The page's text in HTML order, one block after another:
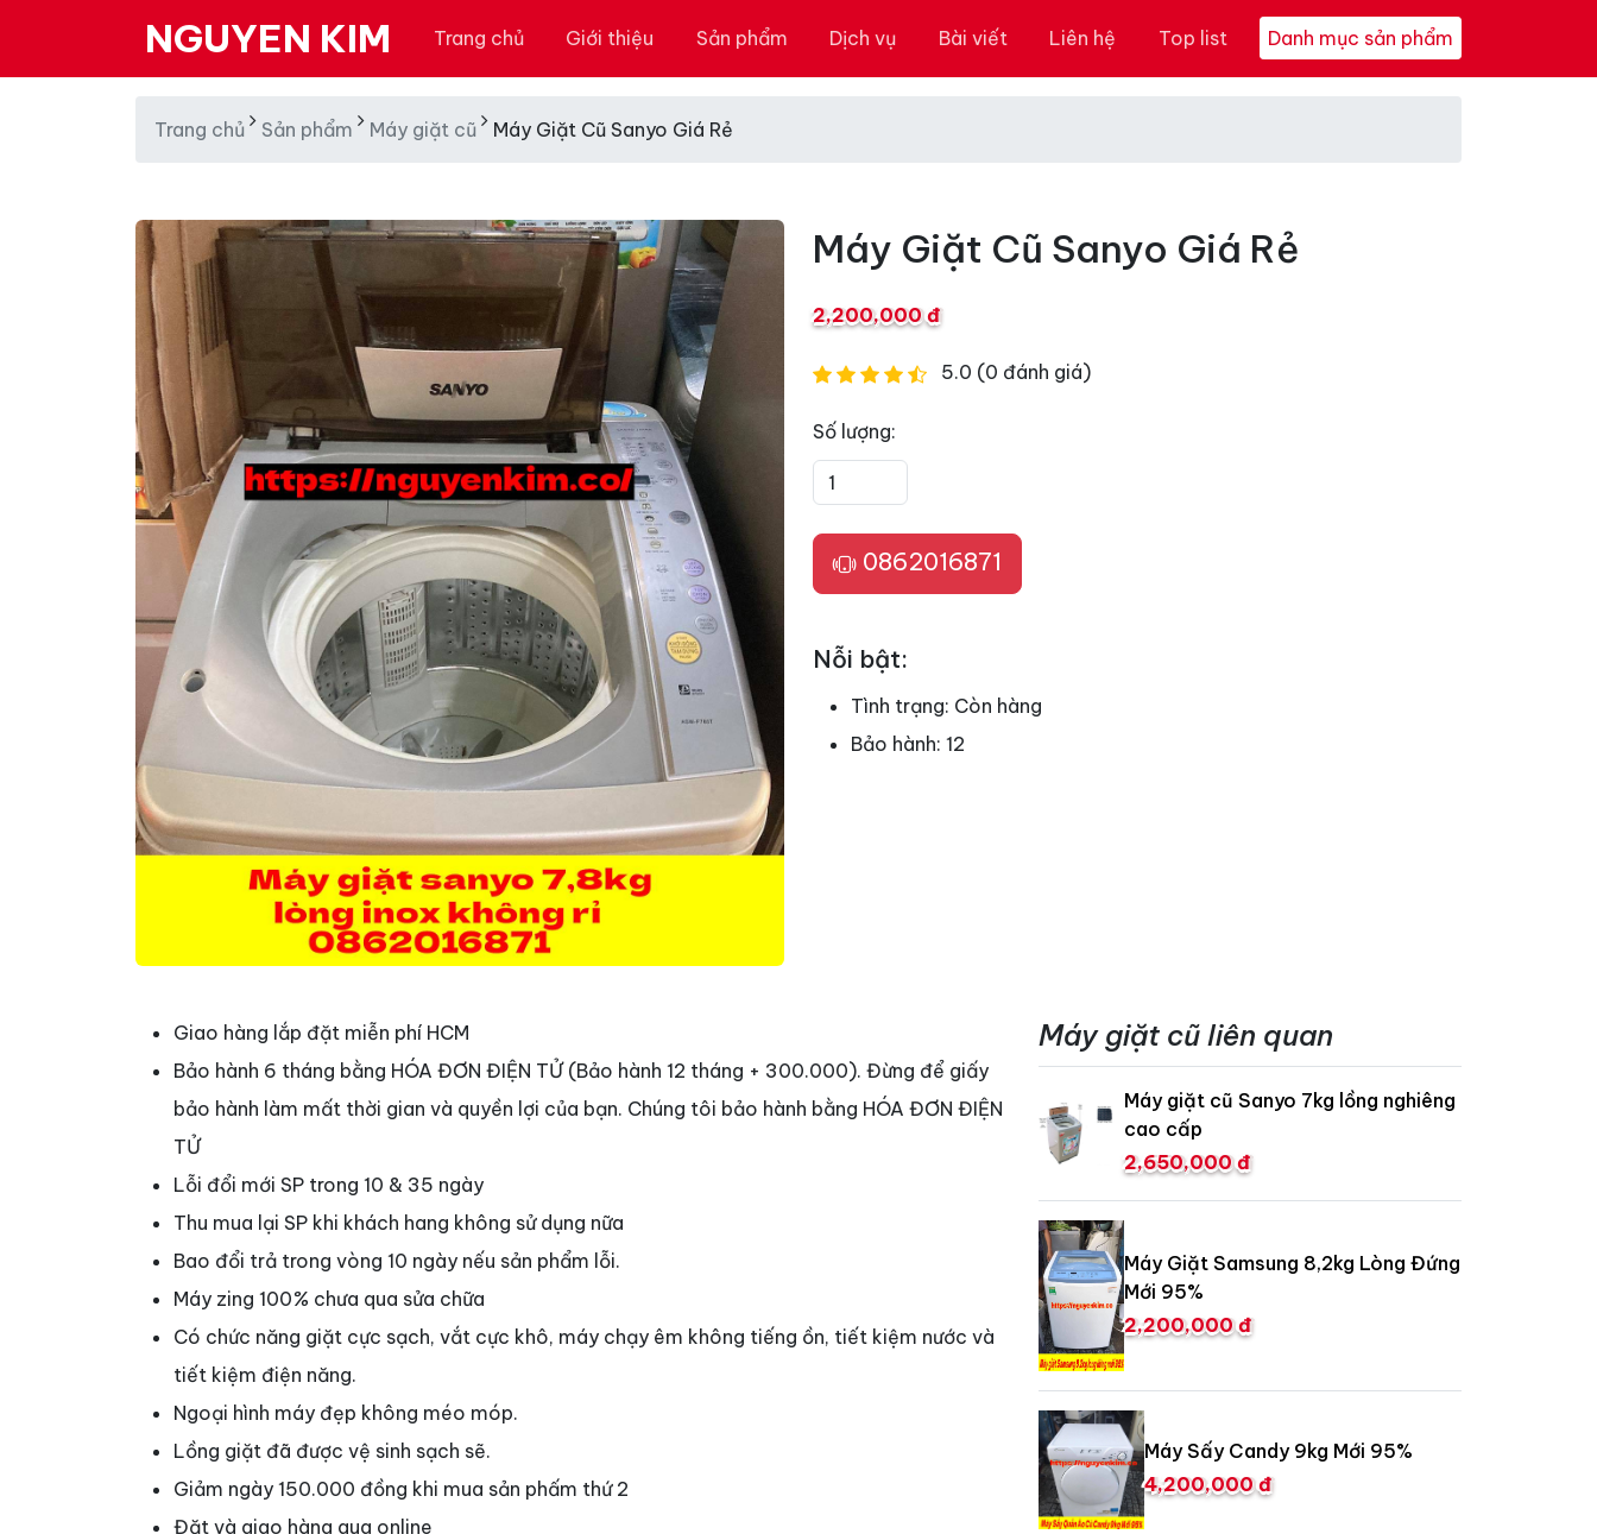
NGUYEN KIM Trang chủ Giới thiệu Sản phẩm Dịch vụ Bài viết Liên hệ Top list Danh mục sản phẩm
Trang chủ Sản phẩm Máy giặt cũ Máy Giặt Cũ Sanyo Giá Rẻ
Máy Giặt Cũ Sanyo Giá Rẻ
2,200,000 đ
5.0 (0 đánh giá)
Số lượng:
0862016871
Nỗi bật:
Tình trạng: Còn hàng
Bảo hành: 12
Giao hàng lắp đặt miễn phí HCM
Bảo hành 6 tháng bằng HÓA ĐƠN ĐIỆN TỬ (Bảo hành 12 tháng + 300.000). Đừng để giấy
bảo hành làm mất thời gian và quyền lợi của bạn. Chúng tôi bảo hành bằng HÓA ĐƠN ĐIỆN
TỬ
Lỗi đổi mới SP trong 10 & 35 ngày
Thu mua lại SP khi khách hang không sử dụng nữa
Bao đổi trả trong vòng 10 ngày nếu sản phẩm lỗi.
Máy zing 100% chưa qua sửa chữa
Có chức năng giặt cực sạch, vắt cực khô, máy chạy êm không tiếng ồn, tiết kiệm nước và
tiết kiệm điện năng.
Ngoại hình máy đẹp không méo móp.
Lồng giặt đã được vệ sinh sạch sẽ.
Giảm ngày 150.000 đồng khi mua sản phấm thứ 2
Đặt và giao hàng qua online
Máy giặt cũ liên quan
Máy giặt cũ Sanyo 7kg lồng nghiêng
cao cấp
2,650,000 đ
Máy Giặt Samsung 8,2kg Lòng Đứng
Mới 95%
2,200,000 đ
Máy Sấy Candy 9kg Mới 95%
4,200,000 đ